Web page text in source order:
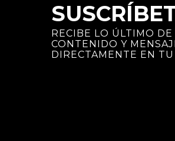
RECIBE LO ÚLTIMO
CONTENIDO Y
DIRECTAMENTE EN